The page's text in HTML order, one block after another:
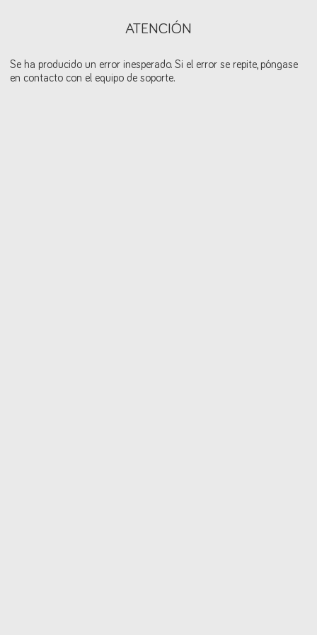
ATENCIÓN
Se ha producido un error inesperado. Si el error se repite, póngase
en contacto con el equipo de soporte.